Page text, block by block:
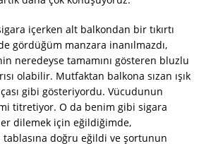
içerken alt balkondan bir tıkırtı
gördüğüm manzara inanılmazdı,
neredeyse tamamını gösteren bluzlu
olabilir. Mutfaktan balkona sızan ışık
gibi gösteriyordu. Vücudunun
titretiyor. O da benim gibi sigara
dilemek için eğildiğimde,
doğru eğildi ve şortunun